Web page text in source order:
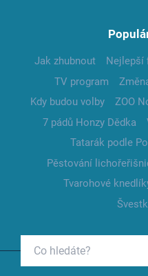
Jak zhubnout Nejlepší
TV program
Kdy budou volby
ZOO
7 pádů Honzy Dědka
Tatarák podle
Pěstování
Tvarohové